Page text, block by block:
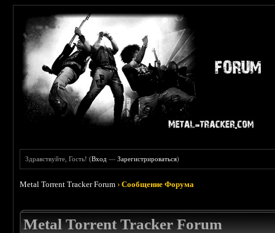
Здравствуйте, Гость! (Вход —Зарегистрироваться)
Metal Torrent Tracker Forum ›Сообщение Форума
Metal Torrent Tracker Forum